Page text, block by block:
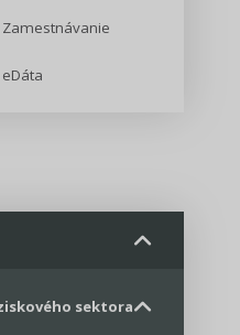
Zamestnávanie
eDáta
sektora